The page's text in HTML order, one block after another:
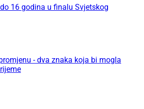
16 godina u finalu Svjetskog
- dva znaka koja bi mogla